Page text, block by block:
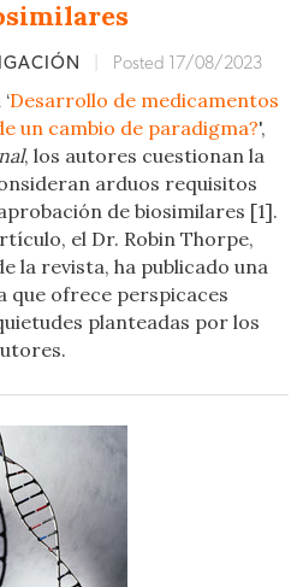
Posted 17/08/2023
Desarrollo de medicamentos
un cambio de paradigma?',
, los autores cuestionan la
arduos requisitos
de biosimilares [1].
el Dr. Robin Thorpe,
la revista, ha publicado una
que ofrece perspicaces
planteadas por los